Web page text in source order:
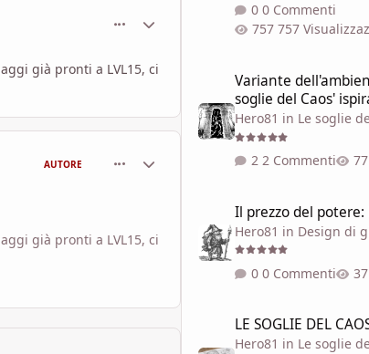
Statistiche Autore
già pronti a LVL15, ci
AUTORE Statistiche Autore
già pronti a LVL15, ci
0 Commenti
757
Variante
soglie del Caos'
Hero81 in Le soglie
2 Commenti
Il prezzo del
Hero81 in Design di
0 Commenti
LE SOGLIE DEL
Hero81 in Le soglie